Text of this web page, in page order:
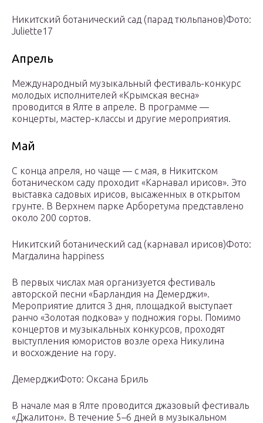
Никитский ботанический сад (парад тюльпанов)Фото:
Juliette17
Апрель
Международный музыкальный фестиваль-конкурс
молодых исполнителей «Крымская весна»
проводится в Ялте в апреле. В программе —
концерты, мастер-классы и другие мероприятия.
Май
С конца апреля, но чаще — с мая, в Никитском
ботаническом саду проходит «Карнавал ирисов». Это
выставка садовых ирисов, высаженных в открытом
грунте. В Верхнем парке Арборетума представлено
около 200 сортов.
Никитский ботанический сад (карнавал ирисов)Фото:
Магдалина happiness
В первых числах мая организуется фестиваль
авторской песни «Барландия на Демерджи».
Мероприятие длится 3 дня, площадкой выступает
ранчо «Золотая подкова» у подножия горы. Помимо
концертов и музыкальных конкурсов, проходят
выступления юмористов возле ореха Никулина
и восхождение на гору.
ДемерджиФото: Оксана Бриль
В начале мая в Ялте проводится джазовый фестиваль
«Джалитон». В течение 5–6 дней в музыкальном